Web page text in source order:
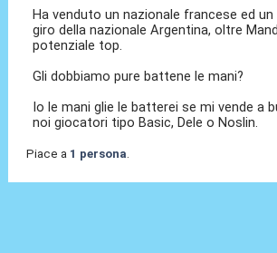
Ha venduto un nazionale francese ed
giro della nazionale Argentina, oltre
potenziale top.
Gli dobbiamo pure battene le mani?
Io le mani glie le batterei se mi vende a
noi giocatori tipo Basic, Dele o Noslin.
Piace a 1 persona.